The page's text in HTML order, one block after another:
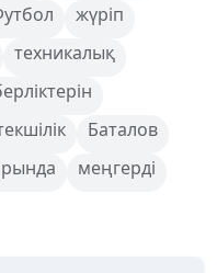
жүріп
техникалық
Баталов
меңгерді